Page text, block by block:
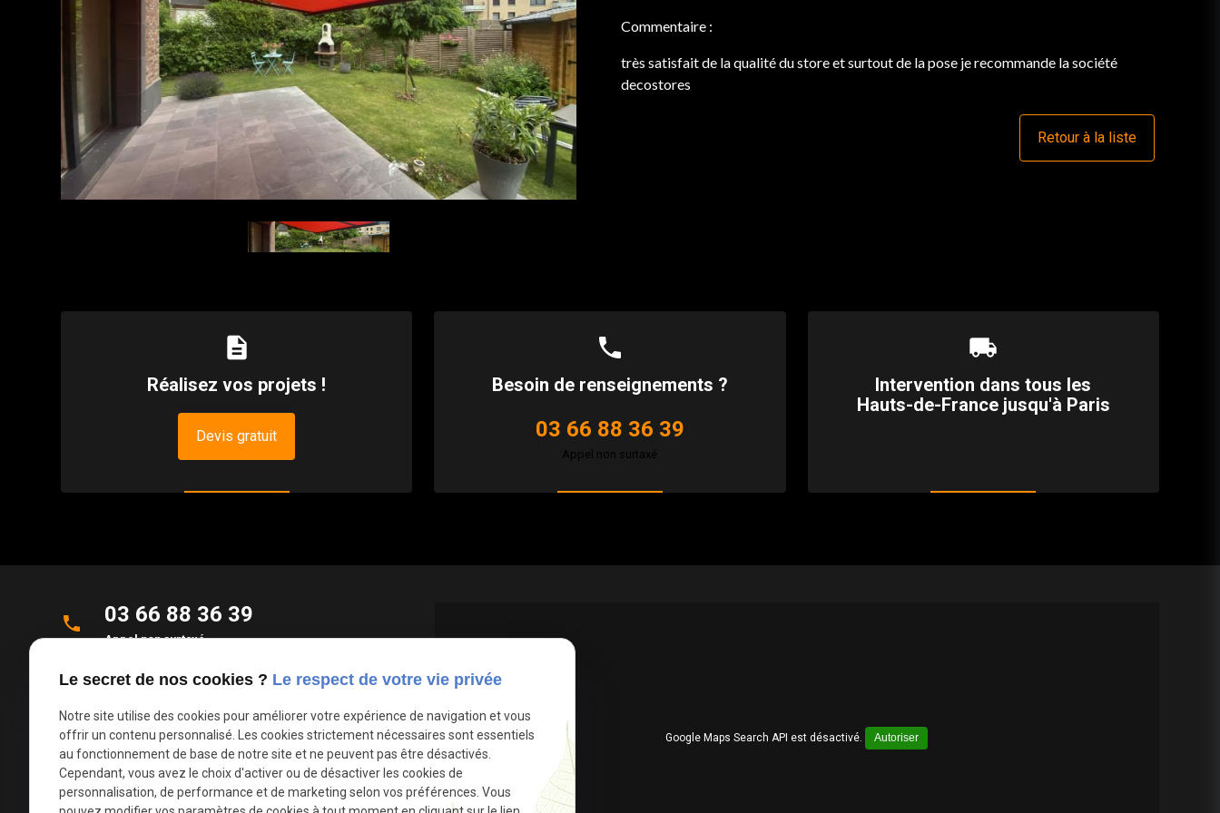
Commentaire :
très satisfait de la qualité du store et surtout de la pose je recommande la société
decostores
Retour à la liste
description
Réalisez vos projets !
Devis gratuit
phone
Besoin de renseignements ?
03 66 88 36 39
Appel non surtaxé
local_shipping
Intervention dans tous les
Hauts-de-France jusqu'à Paris
phone 03 66 88 36 39
Appel non surtaxé
place
Allée des Roseaux
59270 Bailleul
mail contact@deco-stores.com
Google Maps Search API est désactivé. Autoriser
Le secret de nos cookies ? Le respect de votre vie privée
Notre site utilise des cookies pour améliorer votre expérience de navigation et vous
offrir un contenu personnalisé. Les cookies strictement nécessaires sont essentiels
au fonctionnement de base de notre site et ne peuvent pas être désactivés.
Cependant, vous avez le choix d'activer ou de désactiver les cookies de
personnalisation, de performance et de marketing selon vos préférences. Vous